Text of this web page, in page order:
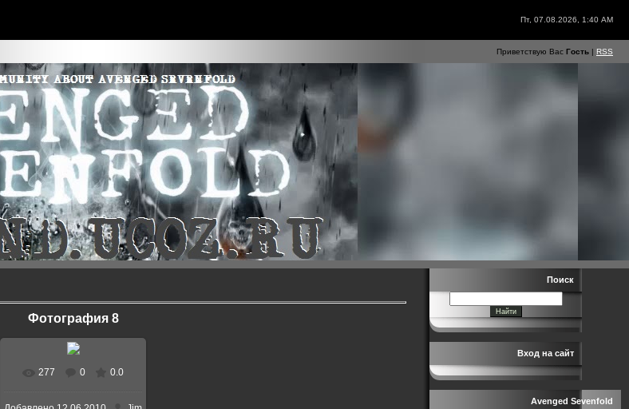
Пт, 07.08.2026, 1:40 AM
Приветствую Вас Гость | RSS
Фотография 8
277 0 0.0
Поиск
Вход на сайт
Avenged Sevenfold